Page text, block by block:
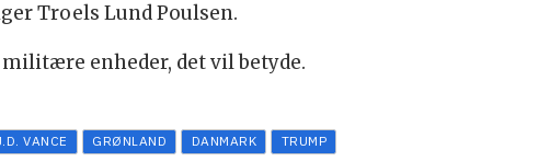
Troels Lund Poulsen.
enheder, det vil betyde.
VANCE GRØNLAND DANMARK TRUMP